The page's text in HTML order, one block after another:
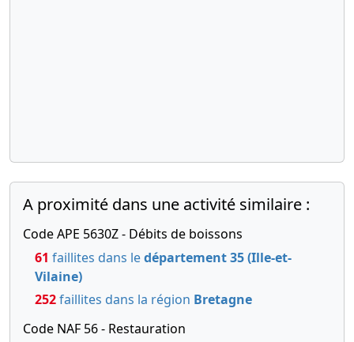
A proximité dans une activité similaire :
Code APE 5630Z - Débits de boissons
61 faillites dans ledépartement 35 (Ille-et-
Vilaine)
252faillites dans la région Bretagne
Code NAF 56 - Restauration